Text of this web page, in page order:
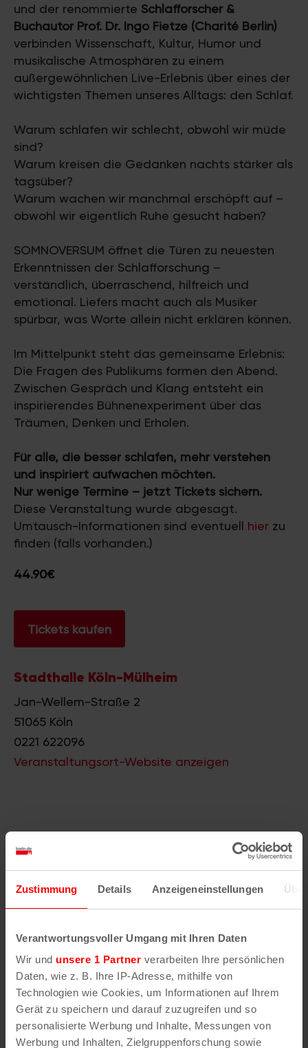
Zustimmung Details Anzeigeneinstellungen
Verantwortungsvoller Umgang mit Ihren Daten
Wir und unsere 1 Partner verarbeiten Ihre persönlichen
Daten, wie z. B. Ihre IP-Adresse, mithilfe von
Technologien wie Cookies, um Informationen auf Ihrem
Gerät zu speichern und darauf zuzugreifen und so
personalisierte Werbung und Inhalte, Messungen von
Werbung und Inhalten, Zielgruppenforschung sowie
und der renommierte Schlafforscher &
Buchautor Prof. Dr. Ingo Fietze (Charité Berlin)
verbinden Wissenschaft, Kultur, Humor und
musikalische Atmosphären zu einem
außergewöhnlichen Live-Erlebnis über eines der
wichtigsten Themen unseres Alltags: den Schlaf.
Warum schlafen wir schlecht, obwohl wir müde
sind?
Warum kreisen die Gedanken nachts stärker als
tagsüber?
Warum wachen wir manchmal erschöpft auf –
obwohl wir eigentlich Ruhe gesucht haben?
SOMNOVERSUM öffnet die Türen zu neuesten
Erkenntnissen der Schlafforschung –
verständlich, überraschend, hilfreich und
emotional. Liefers macht auch als Musiker
spürbar, was Worte allein nicht erklären können.
Im Mittelpunkt steht das gemeinsame Erlebnis:
Die Fragen des Publikums formen den Abend.
Zwischen Gespräch und Klang entsteht ein
inspirierendes Bühnenexperiment über das
Träumen, Denken und Erholen.
Für alle, die besser schlafen, mehr verstehen
und inspiriert aufwachen möchten.
Nur wenige Termine – jetzt Tickets sichern.
Diese Veranstaltung wurde abgesagt.
Umtausch-Informationen sind eventuell hier zu
finden (falls vorhanden.)
44.90€
Tickets kaufen
Stadthalle Köln-Mülheim
Jan-Wellem-Straße 2
51065 Köln
0221 622096
Veranstaltungsort-Website anzeigen
Ähnliche
Veranstaltungen